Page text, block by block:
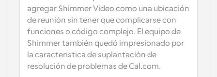
agregar Shimmer Video como una ubicación
de reunión sin tener que complicarse con
funciones o código complejo. El equipo de
Shimmer también quedó impresionado por
la característica de suplantación de
resolución de problemas de Cal.com.